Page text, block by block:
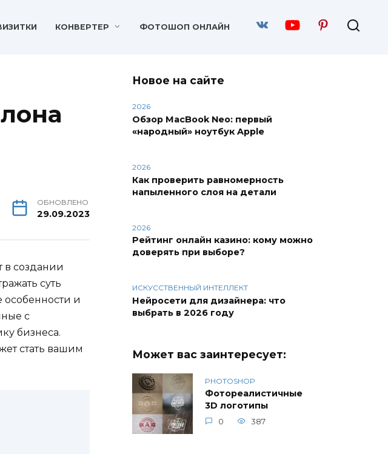
КОНВЕРТЕР ФОТОШОП ОНЛАЙН
ОБНОВЛЕНО
29.09.2023
в создании
суть
особенности и
с
бизнеса.
стать вашим
Новое на сайте
2026
Обзор MacBook Neo: первый
«народный» ноутбук Apple
2026
Как проверить равномерность
напыленного слоя на детали
2026
Рейтинг онлайн казино: кому можно
доверять при выборе?
ИСКУССТВЕННЫЙ ИНТЕЛЛЕКТ
Нейросети для дизайнера: что
выбрать в 2026 году
Может вас заинтересует:
PHOTOSHOP
Фотореалистичные
3D логотипы
0 387